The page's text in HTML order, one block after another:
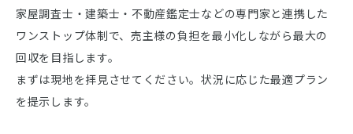
家屋調査士・建築士・不動産鑑定士などの専門家と連携した
ワンストップ体制で、売主様の負担を最小化しながら最大の
回収を目指します。
まずは現地を拝見させてください。状況に応じた最適プラン
を提示します。